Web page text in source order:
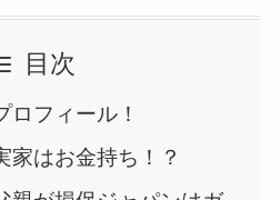
目次
ロフィール！
家はお金持ち！？